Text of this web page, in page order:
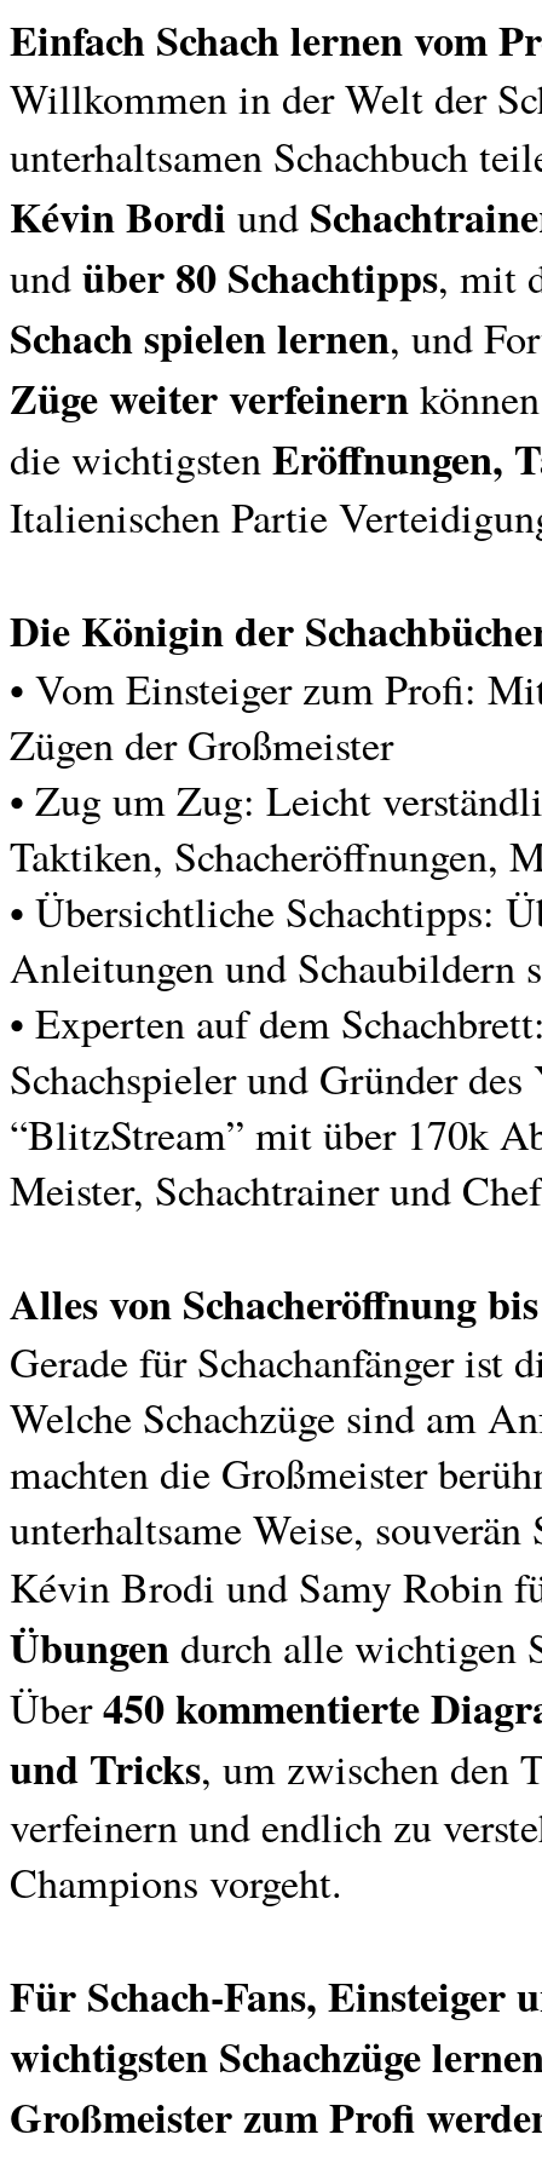
Einfach Schach lernen vom
Willkommen in der Welt der
unterhaltsamen Schachbuch
Kévin Bordi und
undüber 80 Schachtipps, mit
Schach spielen lernen, und
Züge weiter verfeinern
die wichtigstenEröffnungen,
Italienischen Partie
Die Königin der
• Vom Einsteiger zum Profi:
Zügen der Großmeister
• Zug um Zug: Leicht
Taktiken, Schacheröffnungen,
• Übersichtliche Schachtipps:
Anleitungen und Schaubildern
• Experten auf dem
Schachspieler und Gründer
“BlitzStream” mit über 170k
Meister, Schachtrainer und
Alles von Schacheröffnung
Gerade für Schachanfänger ist
Welche Schachzüge sind am
machten die Großmeister
unterhaltsame Weise,
Kévin Brodi und Samy Robin
Übungen durch alle wichtigen
Über450 kommentierte
und Tricks, um zwischen den
verfeinern und endlich zu
Champions vorgeht.
Für Schach-Fans, Einsteiger
wichtigsten Schachzüge
Großmeister zum Profi